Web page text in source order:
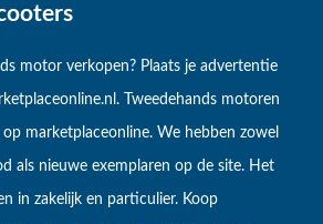
motor verkopen? Plaats je advertentie
Tweedehands motoren
marketplaceonline. We hebben zowel
als nieuwe exemplaren op de site. Het
in zakelijk en particulier. Koop